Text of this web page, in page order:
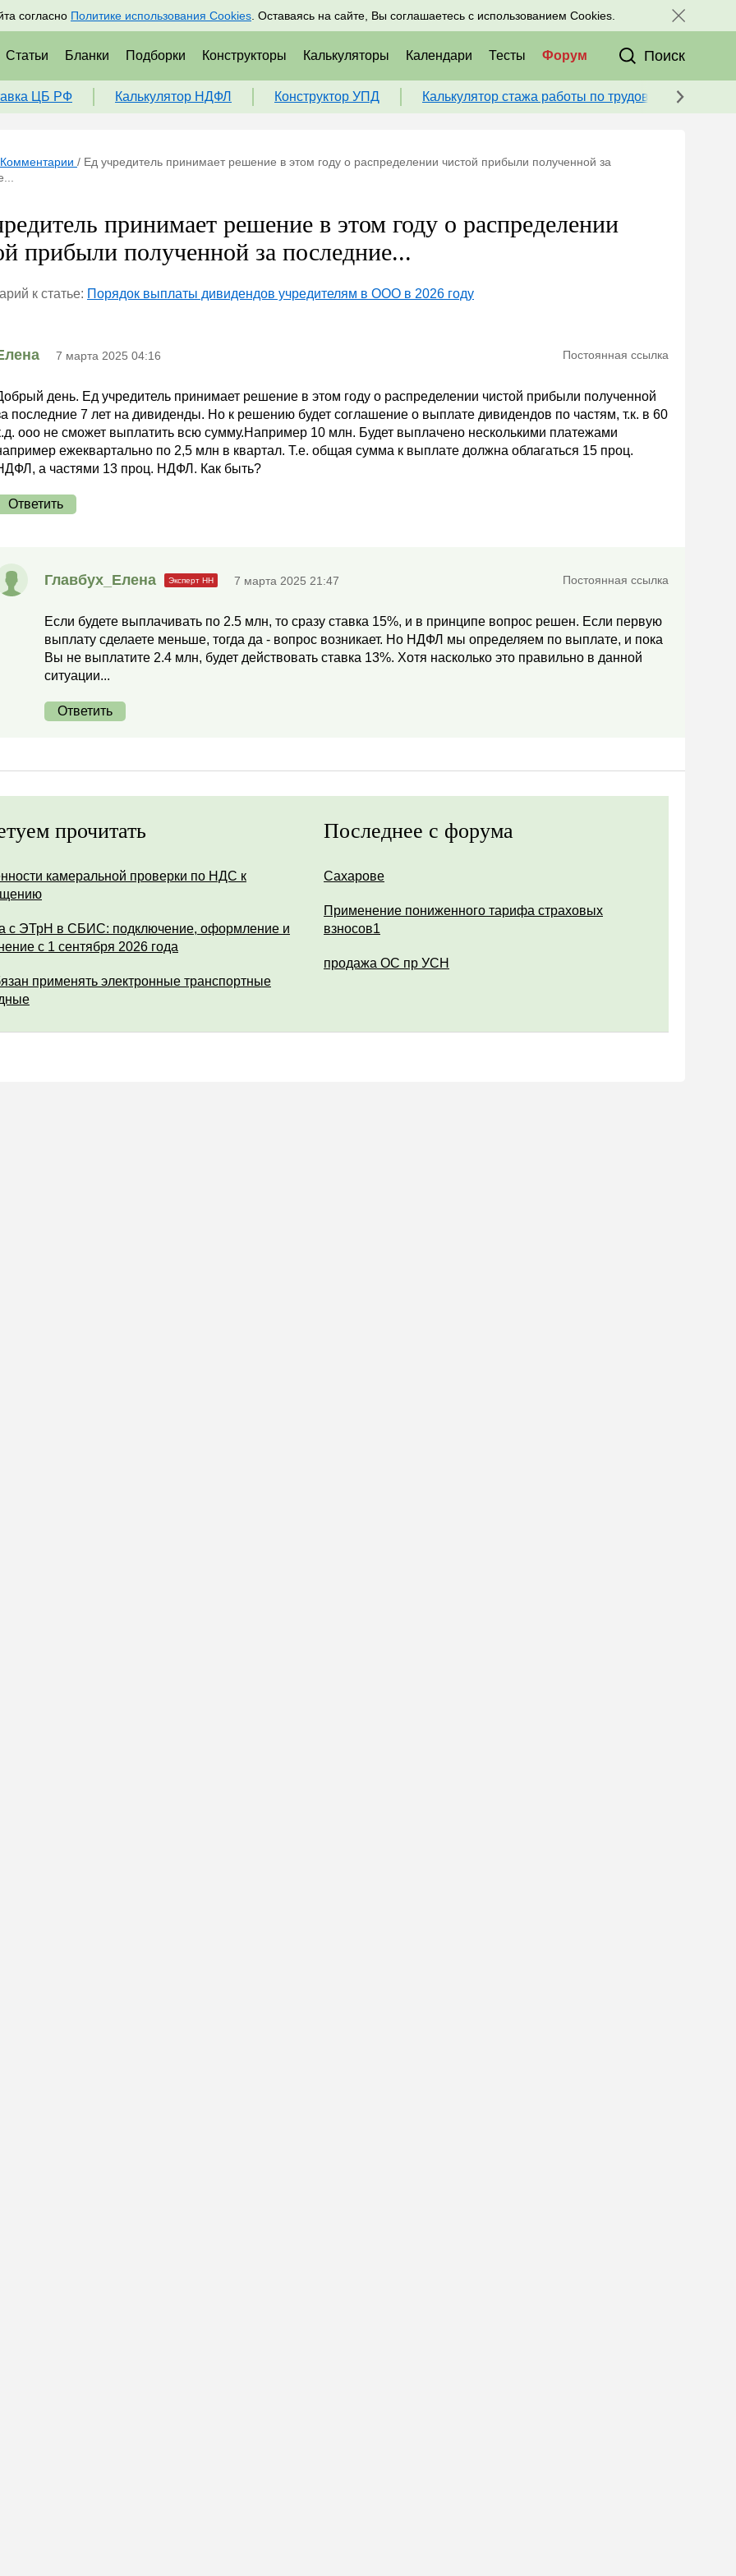
согласно Политике использования Cookies . Оставаясь на сайте, Вы соглашаетесь с использованием Cookies.
Подписаться Присоединяйтесь к нам в соц. сетях:
Статьи Бланки Подборки Конструкторы Калькуляторы Календари Тесты Форум Поиск
ЦБ РФ Калькулятор НДФЛ Конструктор УПД Калькулятор стажа работы по трудовой книжке
Комментарии / Ед учредитель принимает решение в этом году о распределении чистой прибыли полученной за
принимает решение в этом году о распределении
прибыли полученной за последние...
к статье: Порядок выплаты дивидендов учредителям в ООО в 2026 году
7 марта 2025 04:16 Постоянная ссылка
день. Ед учредитель принимает решение в этом году о распределении чистой прибыли полученной
последние 7 лет на дивиденды. Но к решению будет соглашение о выплате дивидендов по частям, т.к. в 60
ооо не сможет выплатить всю сумму.Например 10 млн. Будет выплачено несколькими платежами
ежеквартально по 2,5 млн в квартал. Т.е. общая сумма к выплате должна облагаться 15 проц.
а частями 13 проц. НДФЛ. Как быть?
Ответить
Главбух_Елена 7 марта 2025 21:47 Постоянная ссылка
Если будете выплачивать по 2.5 млн, то сразу ставка 15%, и в принципе вопрос решен. Если первую
выплату сделаете меньше, тогда да - вопрос возникает. Но НДФЛ мы определяем по выплате, и пока
Вы не выплатите 2.4 млн, будет действовать ставка 13%. Хотя насколько это правильно в данной
ситуации...
Ответить
прочитать
камеральной проверки по НДС к
с ЭТрН в СБИС: подключение, оформление и
с 1 сентября 2026 года
применять электронные транспортные
Последнее с форума
Сахарове
Применение пониженного тарифа страховых
взносов1
продажа ОС пр УСН